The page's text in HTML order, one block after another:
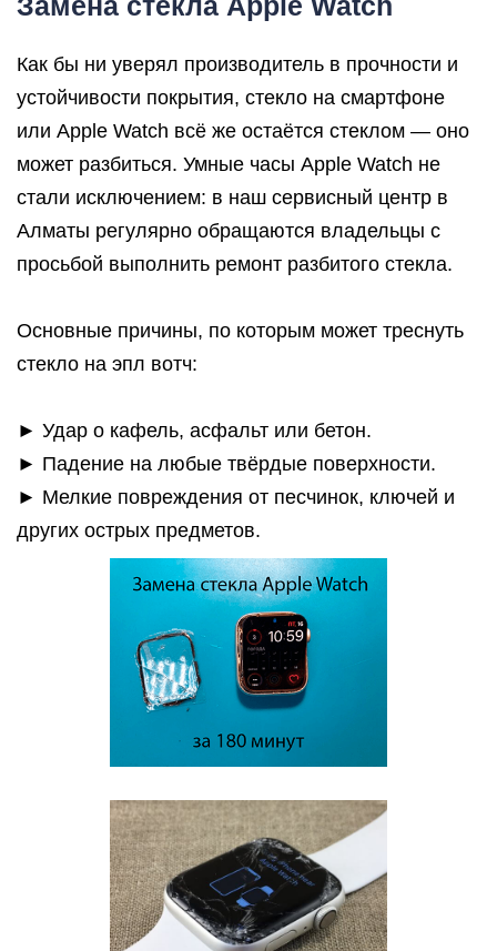
Как бы ни уверял производитель в прочности и
устойчивости покрытия, стекло на смартфоне
или Apple Watch всё же остаётся стеклом — оно
может разбиться. Умные часы Apple Watch не
стали исключением: в наш сервисный центр в
Алматы регулярно обращаются владельцы с
просьбой выполнить ремонт разбитого стекла.
Основные причины, по которым может треснуть
стекло на эпл вотч:
► Удар о кафель, асфальт или бетон.
► Падение на любые твёрдые поверхности.
► Мелкие повреждения от песчинок, ключей и
других острых предметов.